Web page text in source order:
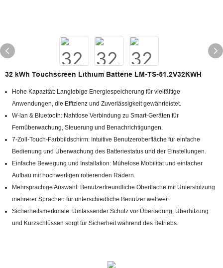
32 kWh Touchscreen Lithium Batterie LM-TS-51.2V32KWH
Hohe Kapazität: Langlebige Energiespeicherung für vielfältige
Anwendungen, die Effizienz und Zuverlässigkeit gewährleistet.
W-lan & Bluetooth: Nahtlose Verbindung zu Smart-Geräten für
Fernüberwachung, Steuerung und Benachrichtigungen.
7-Zoll-Touch-Farbbildschirm: Intuitive Benutzeroberfläche für einfache
Bedienung und Überwachung des Batteriestatus und der Einstellungen.
Einfache Bewegung und Installation: Mühelose Mobilität und einfacher
Aufbau mit hochwertigen rotierenden Rädern.
Mehrsprachige Auswahl: Benutzerfreundliche Oberfläche mit Unterstützung
mehrerer Sprachen für unterschiedliche Benutzer weltweit.
Sicherheitsmerkmale: Umfassender Schutz vor Überladung, Überhitzung
und Kurzschlüssen sorgt für Sicherheit während des Betriebs.